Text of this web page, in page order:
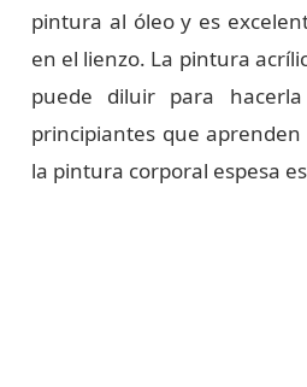
pintura al óleo y es
en el lienzo. La pintura
puede diluir para
principiantes que
la pintura corporal espesa